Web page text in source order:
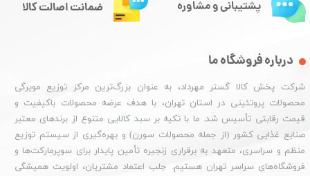
درباره فروشگاه ما
شرکت پخش کالا گستر مهرداد، به عنوان بزرگ‌ترین مرکز توزیع مویرگی
محصولات پروتئینی در استان تهران، با هدف عرضه محصولات باکیفیت و
قیمت رقابتی تأسیس شد. ما با تکیه بر سبد کالایی متنوع از برندهای معتبر
صنایع غذایی کشور (از جمله محصولات سورن) و بهره‌گیری از سیستم توزیع
منظم و سراسری، متعهد به برقراری زنجیره تأمین پایدار برای سوپرمارکت‌ها و
فروشگاه‌های سراسر تهران هستیم. جلب اعتماد مشتریان، اولویت همیشگی
پشتیبانی و مشاوره ضمانت اصالت کالا